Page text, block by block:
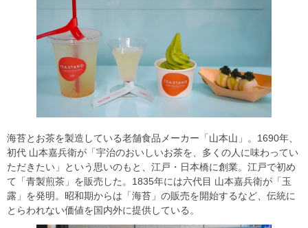
海苔とお茶を製造している老舗食品メーカー「山本山」。1690年、
初代 山本嘉兵衛が「宇治のおいしいお茶を、多くの人に味わってい
ただきたい」という思いのもと、江戸・日本橋に創業。江戸で初め
て「青製煎茶」を販売した。1835年には六代目 山本嘉兵衛が「玉
露」を発明。昭和期からは「海苔」の販売を開始するなど、伝統に
とらわれない価値を国内外に提供している。